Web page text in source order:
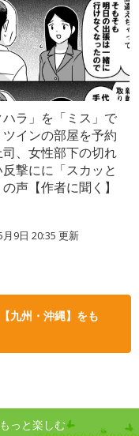
ハラ」を「ミス」で
インの部屋を予約
司、女性部下の切れ
撃にに「スカッと
声【作者に聞く】
月9日 20:35 更新
九州・沖縄】をも
っと楽しむ